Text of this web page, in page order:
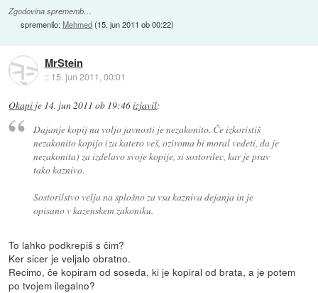
Zgodovina sprememb…
spremenilo:Mehmed(15. jun 2011 ob 00:22)
MrStein
:: 15. jun 2011, 00:01
Okapi je 14. jun 2011 ob 19:46izjavil:
Dajanje kopij na voljo javnosti je nezakonito. Če izkoristiš
nezakonito kopijo (za katero veš, oziroma bi moral vedeti, da je
nezakonita) za izdelavo svoje kopije, si sostorilec, kar je prav
tako kaznivo.
Sostorilstvo velja na splošno za vsa kazniva dejanja in je
opisano v kazenskem zakoniku.
To lahko podkrepiš s čim?
Ker sicer je veljalo obratno.
Recimo, če kopiram od soseda, ki je kopiral od brata, a je potem
po tvojem ilegalno?